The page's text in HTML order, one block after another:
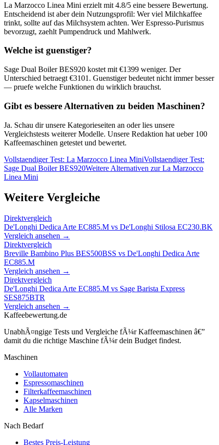
La Marzocco Linea Mini erzielt mit 4.8/5 eine bessere Bewertung.
Entscheidend ist aber dein Nutzungsprofil: Wer viel Milchkaffee
trinkt, sollte auf das Milchsystem achten. Wer Espresso-Purismus
bevorzugt, zaehlt Pumpendruck und Mahlwerk.
Welche ist guenstiger?
Sage Dual Boiler BES920 kostet mit €1399 weniger. Der
Unterschied betraegt €3101 . Guenstiger bedeutet nicht immer besser
— pruefe welche Funktionen du wirklich brauchst.
Gibt es bessere Alternativen zu beiden Maschinen?
Ja. Schau dir unsere Kategorieseiten an oder lies unsere
Vergleichstests weiterer Modelle. Unsere Redaktion hat ueber 100
Kaffeemaschinen getestet und bewertet.
Vollstaendiger Test: La Marzocco Linea MiniVollstaendiger Test:
Sage Dual Boiler BES920Weitere Alternativen zurLa Marzocco
Linea Mini
Weitere Vergleiche
Direktvergleich
De'Longhi Dedica Arte EC885.M vs De'Longhi Stilosa EC230.BK
Vergleich ansehen →
Direktvergleich
Breville Bambino Plus BES500BSS vs De'Longhi Dedica Arte
EC885.M
Vergleich ansehen →
Direktvergleich
De'Longhi Dedica Arte EC885.M vs Sage Barista Express
SES875BTR
Vergleich ansehen →
Kaffeebewertung.de
UnabhÃ¤ngige Tests und Vergleiche fÃ¼r Kaffeemaschinen â€”
damit du die richtige Maschine fÃ¼r dein Budget findest.
Maschinen
Vollautomaten
Espressomaschinen
Filterkaffeemaschinen
Kapselmaschinen
Alle Marken
Nach Bedarf
Bestes Preis-Leistung